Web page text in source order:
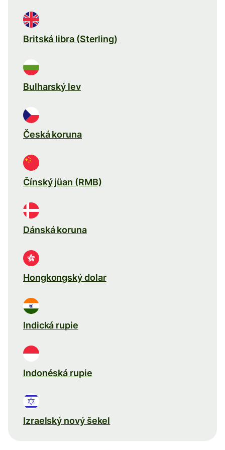
Britská libra (Sterling)
Bulharský lev
Česká koruna
Čínský jüan (RMB)
Dánská koruna
Hongkongský dolar
Indická rupie
Indonéská rupie
Izraelský nový šekel